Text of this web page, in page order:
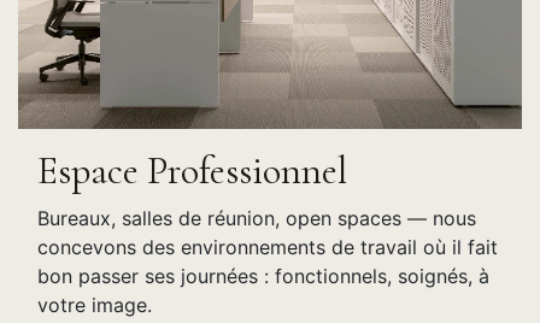
Espace Professionnel
Bureaux, salles de réunion, open spaces — nous
concevons des environnements de travail où il fait
bon passer ses journées : fonctionnels, soignés, à
votre image.